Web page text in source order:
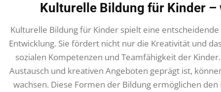
Kulturelle Bildung für Kinder
Kulturelle Bildung für Kinder spielt eine
Entwicklung. Sie fördert nicht nur die Kreativität und
sozialen Kompetenzen und Teamfähigkeit der
Austausch und kreativen Angeboten geprägt ist,
wachsen. Diese Formen der Bildung ermöglichen